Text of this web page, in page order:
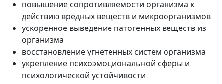
повышение сопротивляемости организма к
действию вредных веществ и микроорганизмов
ускоренное выведение патогенных веществ из
организма
восстановление угнетенных систем организма
укрепление психоэмоциональной сферы и
психологической устойчивости